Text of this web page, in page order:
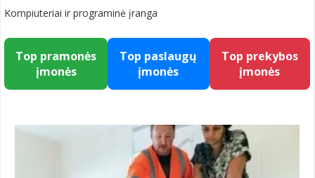
Kompiuteriai ir programinė įranga
Top pramonės
įmonės
Top paslaugų
įmonės
Top prekybos
įmonės